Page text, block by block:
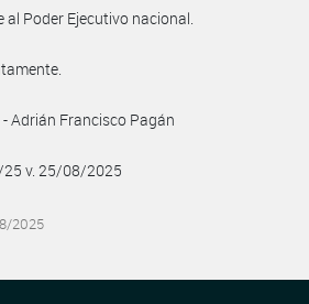
Poder Ejecutivo nacional.
- Adrián Francisco Pagán
v. 25/08/2025
2025